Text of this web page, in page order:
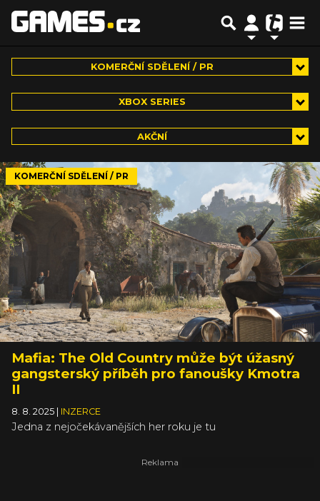
KOMERČNÍ SDĚLENÍ / PR
XBOX SERIES
AKČNÍ
KOMERČNÍ SDĚLENÍ / PR
Mafia: The Old Country může být úžasný
gangsterský příběh pro fanoušky Kmotra
II
8. 8. 2025 INZERCE
Jedna z nejočekávanějších her roku je tu